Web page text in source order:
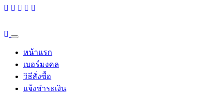
หน้าแรก
เบอร์มงคล
วิธีสั่งซื้อ
แจ้งชำระเงิน